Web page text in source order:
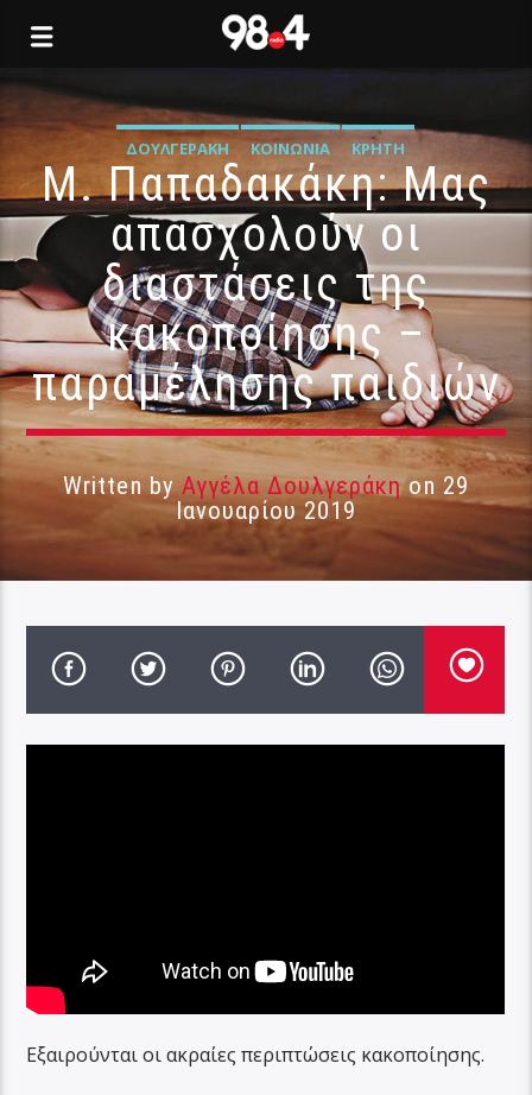
ΔΟΥΛΓΕΡΆΚΗ ΚΟΙΝΩΝΊΑ ΚΡΉΤΗ
Μ. Παπαδακάκη: Μας
απασχολούν οι
διαστάσεις της
κακοποίησης –
παραμέλησης παιδιών
Written byΑγγέλα Δουλγεράκηon 29
Ιανουαρίου 2019
Εξαιρούνται οι ακραίες περιπτώσεις κακοποίησης.